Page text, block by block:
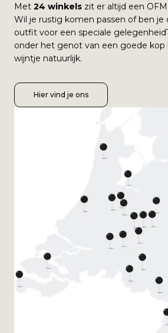
Met 24 winkels zit er altijd een
Wil je rustig komen passen of ben je
outfit voor een speciale
onder het genot van een goede kop
wijntje natuurlijk.
Hier vind je ons